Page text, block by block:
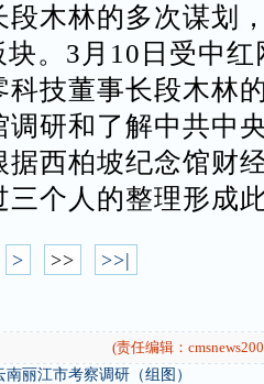
木林的多次谋划
块。3月10日受中
科技董事长段木林
研和了解中共中
据西柏坡纪念馆财
三个人的整理形成
> >> >>|
(责任编辑：
丽江市考察调研（组图）